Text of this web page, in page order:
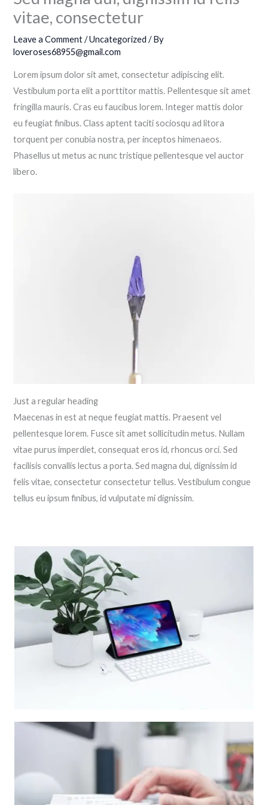
vitae, consectetur
Leave a Comment /Uncategorized / By
loveroses68955@gmail.com
Lorem ipsum dolor sit amet, consectetur adipiscing elit.
Vestibulum porta elit a porttitor mattis. Pellentesque sit amet
fringilla mauris. Cras eu faucibus lorem. Integer mattis dolor
eu feugiat finibus. Class aptent taciti sociosqu ad litora
torquent per conubia nostra, per inceptos himenaeos.
Phasellus ut metus ac nunc tristique pellentesque vel auctor
libero.
Just a regular heading
Maecenas in est at neque feugiat mattis. Praesent vel
pellentesque lorem. Fusce sit amet sollicitudin metus. Nullam
vitae purus imperdiet, consequat eros id, rhoncus orci. Sed
facilisis convallis lectus a porta. Sed magna dui, dignissim id
felis vitae, consectetur consectetur tellus. Vestibulum congue
tellus eu ipsum finibus, id vulputate mi dignissim.